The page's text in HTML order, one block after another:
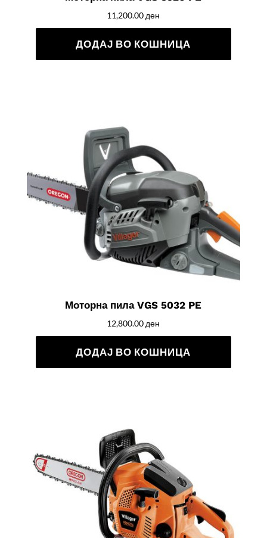
11,200.00 ден
ДОДАЈ ВО КОШНИЦА
Моторна пила VGS 5032 PE
12,800.00 ден
ДОДАЈ ВО КОШНИЦА